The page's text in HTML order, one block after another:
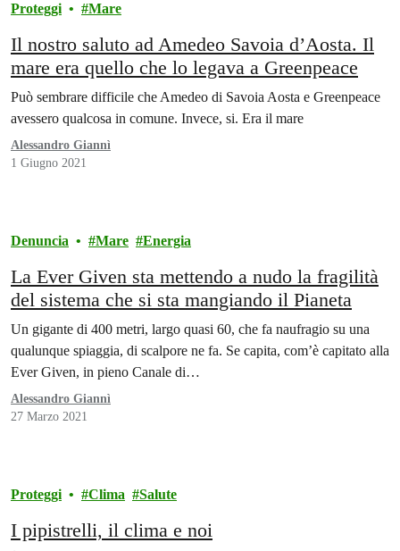
Proteggi Mare
Il nostro saluto ad Amedeo Savoia d’Aosta. Il
mare era quello che lo legava a Greenpeace
Può sembrare difficile che Amedeo di Savoia Aosta e Greenpeace
avessero qualcosa in comune. Invece, si. Era il mare
Alessandro Giannì
1 Giugno 2021
Denuncia Mare Energia
La Ever Given sta mettendo a nudo la fragilità
del sistema che si sta mangiando il Pianeta
Un gigante di 400 metri, largo quasi 60, che fa naufragio su una
qualunque spiaggia, di scalpore ne fa. Se capita, com’è capitato alla
Ever Given, in pieno Canale di…
Alessandro Giannì
27 Marzo 2021
Proteggi Clima Salute
I pipistrelli, il clima e noi